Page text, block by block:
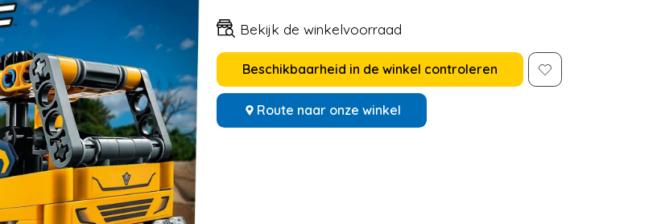
Bekijk de winkelvoorraad
Beschikbaarheid in de winkel controleren
Route naar onze winkel